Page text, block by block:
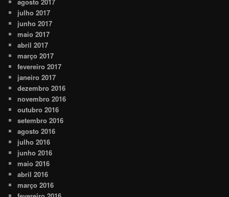
julho 2017
junho 2017
maio 2017
abril 2017
março 2017
fevereiro 2017
janeiro 2017
dezembro 2016
novembro 2016
outubro 2016
setembro 2016
agosto 2016
julho 2016
junho 2016
maio 2016
abril 2016
março 2016